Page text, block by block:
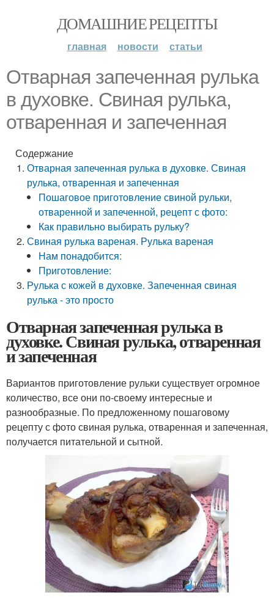
ДОМАШНИЕ РЕЦЕПТЫ
главная новости статьи
Отварная запеченная рулька
в духовке. Свиная рулька,
отваренная и запеченная
Содержание
Отварная запеченная рулька в духовке. Свиная
рулька, отваренная и запеченная
Пошаговое приготовление свиной рульки,
отваренной и запеченной, рецепт с фото:
Как правильно выбирать рульку?
Свиная рулька вареная. Рулька вареная
Нам понадобится:
Приготовление:
Рулька с кожей в духовке. Запеченная свиная
рулька - это просто
Отварная запеченная рулька в
духовке. Свиная рулька, отваренная
и запеченная
Вариантов приготовление рульки существует огромное
количество, все они по-своему интересные и
разнообразные. По предложенному пошаговому
рецепту с фото свиная рулька, отваренная и запеченная,
получается питательной и сытной.